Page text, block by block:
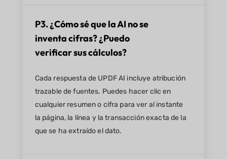
P3. ¿Cómo sé que la AI no se
inventa cifras? ¿Puedo
verificar sus cálculos?
Cada respuesta de UPDF AI incluye atribución
trazable de fuentes. Puedes hacer clic en
cualquier resumen o cifra para ver al instante
la página, la línea y la transacción exacta de la
que se ha extraído el dato.